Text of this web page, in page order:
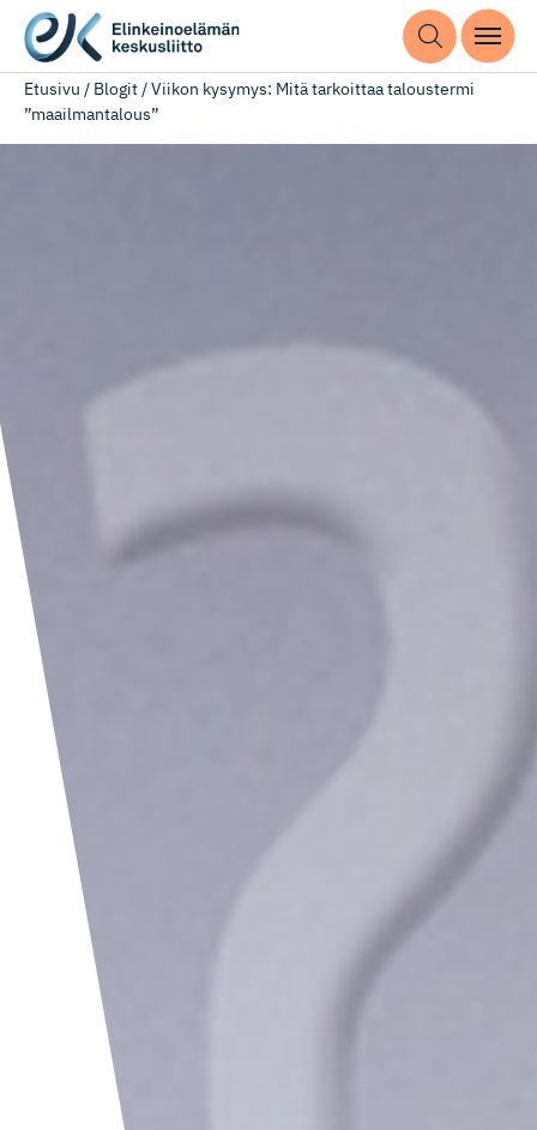
Etusivu / Blogit/Viikon kysymys: Mitä tarkoittaa taloustermi
”maailmantalous”